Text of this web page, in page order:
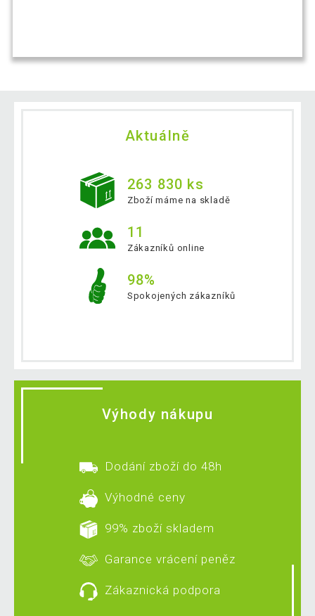
Aktuálně
263 830 ks
Zboží máme na skladě
11
Zákazníků online
98%
Spokojených zákazníků
Výhody nákupu
Dodání zboží do 48h
Výhodné ceny
99% zboží skladem
Garance vrácení peněz
Zákaznická podpora